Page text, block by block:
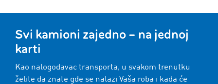
Svi kamioni zajedno – na jednoj
karti
Kao nalogodavac transporta, u svakom trenutku
želite da znate gde se nalazi Vaša roba i kada će